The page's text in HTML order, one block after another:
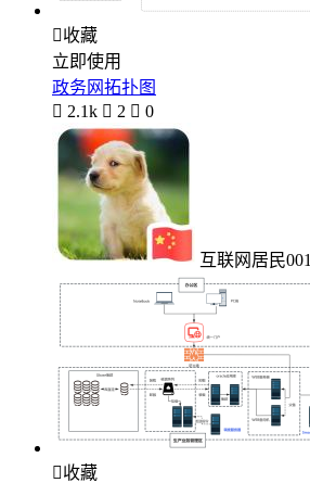
收藏
立即使用
政务网拓扑图
 2.1k  2  0
互联网居民001
收藏